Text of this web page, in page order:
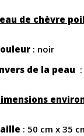
de chèvre poil
: noir
de la peau
: 50 cm x 35